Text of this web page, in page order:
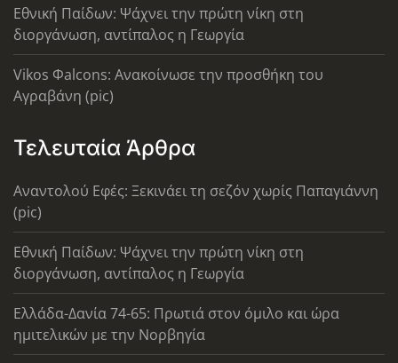
Εθνική Παίδων: Ψάχνει την πρώτη νίκη στη
διοργάνωση, αντίπαλος η Γεωργία
Vikos Φalcons: Ανακοίνωσε την προσθήκη του
Αγραβάνη (pic)
Τελευταία Άρθρα
Αναντολού Εφές: Ξεκινάει τη σεζόν χωρίς Παπαγιάννη
(pic)
Εθνική Παίδων: Ψάχνει την πρώτη νίκη στη
διοργάνωση, αντίπαλος η Γεωργία
Ελλάδα-Δανία 74-65: Πρωτιά στον όμιλο και ώρα
ημιτελικών με την Νορβηγία